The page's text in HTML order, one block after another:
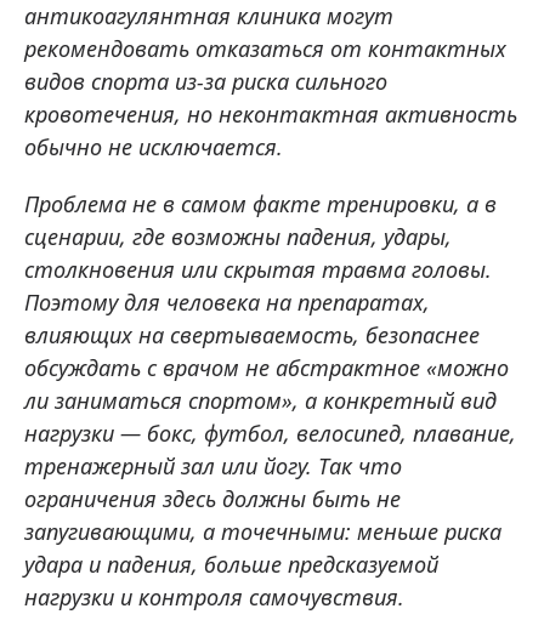
антикоагулянтная клиника могут
рекомендовать отказаться от контактных
видов спорта из-за риска сильного
кровотечения, но неконтактная активность
обычно не исключается.
Проблема не в самом факте тренировки, а в
сценарии, где возможны падения, удары,
столкновения или скрытая травма головы.
Поэтому для человека на препаратах,
влияющих на свертываемость, безопаснее
обсуждать с врачом не абстрактное «можно
ли заниматься спортом», а конкретный вид
нагрузки — бокс, футбол, велосипед, плавание,
тренажерный зал или йогу. Так что
ограничения здесь должны быть не
запугивающими, а точечными: меньше риска
удара и падения, больше предсказуемой
нагрузки и контроля самочувствия.